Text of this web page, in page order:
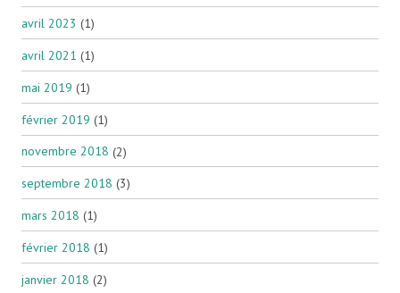
avril 2023 (1)
avril 2021 (1)
mai 2019 (1)
février 2019 (1)
novembre 2018 (2)
septembre 2018 (3)
mars 2018 (1)
février 2018 (1)
janvier 2018 (2)